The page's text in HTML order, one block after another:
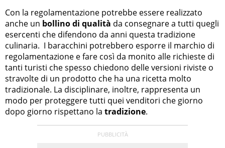
Con la regolamentazione potrebbe essere realizzato
anche un bollino di qualità da consegnare a tutti quegli
esercenti che difendono da anni questa tradizione
culinaria. I baracchini potrebbero esporre il marchio di
regolamentazione e fare così da monito alle richieste di
tanti turisti che spesso chiedono delle versioni riviste o
stravolte di un prodotto che ha una ricetta molto
tradizionale. La disciplinare, inoltre, rappresenta un
modo per proteggere tutti quei venditori che giorno
dopo giorno rispettano la tradizione.